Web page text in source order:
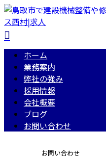
ホーム
業務案内
弊社の強み
採用情報
会社概要
ブログ
お問い合わせ
お問い合わせ